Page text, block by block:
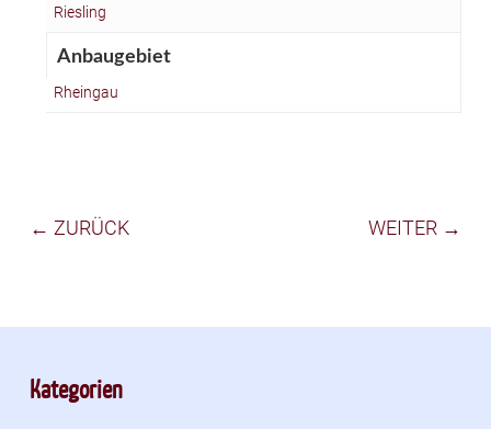
Riesling
Anbaugebiet
Rheingau
← ZURÜCK WEITER →
Kategorien